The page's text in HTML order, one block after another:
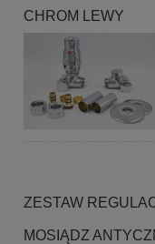
CHROM LEWY
ZESTAW
MOSIĄDZ